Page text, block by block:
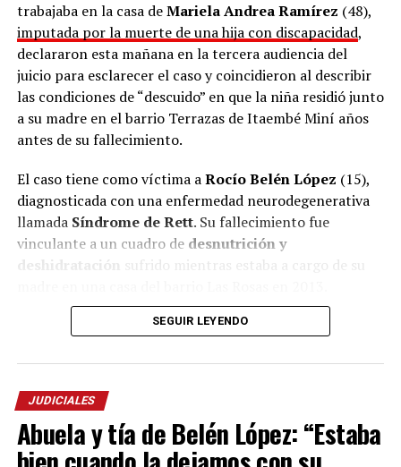
trabajaba en la casa deMariela Andrea Ramírez (48),
imputada por la muerte de una hija con discapacidad,
declararon esta mañana en la tercera audiencia del
juicio para esclarecer el caso y coincidieron al describir
las condiciones de “descuido” en que la niña residió junto
a su madre en el barrio Terrazas de Itaembé Miní años
antes de su fallecimiento.
El caso tiene como víctima aRocío Belén López (15),
diagnosticada con una enfermedad neurodegenerativa
llamada Síndrome de Rett. Su fallecimiento fue
vinculante a un cuadro de desnutrición y
deshidratación
sufrido mientras estaba a cargo de su
La mayor parte de su vida la niña vivió al cuidado de sus
2007 aproximadamente, compartió hogar con su madre
en el barrio Terrazas y ese período fue lo que las partes
intentaron reconstruir en la jornada de hoy con los
testigos citados.
SEGUIR LEYENDO
JUDICIALES
Abuela y tía de Belén López: “Estaba